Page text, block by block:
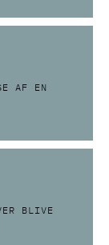
AF EN
BLIVE